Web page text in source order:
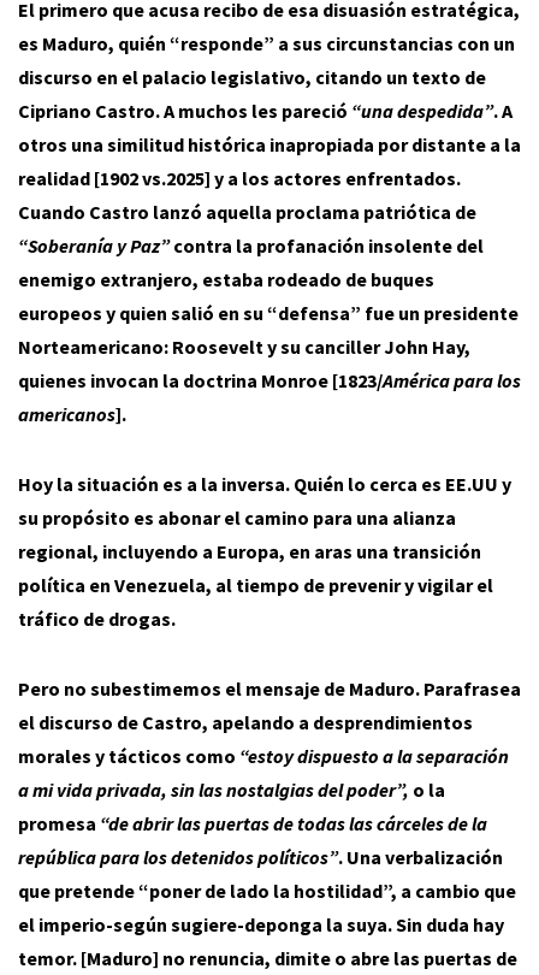
El primero que acusa recibo de esa disuasión estratégica,
es Maduro, quién “responde” a sus circunstancias con un
discurso en el palacio legislativo, citando un texto de
Cipriano Castro. A muchos les pareció “una despedida”. A
otros una similitud histórica inapropiada por distante a la
realidad [1902 vs.2025] y a los actores enfrentados.
Cuando Castro lanzó aquella proclama patriótica de
“Soberanía y Paz”contra la profanación insolente del
enemigo extranjero, estaba rodeado de buques
europeos y quien salió en su “defensa” fue un presidente
Norteamericano: Roosevelt y su canciller John Hay,
quienes invocan la doctrina Monroe [1823/América para los
americanos].
Hoy la situación es a la inversa. Quién lo cerca es EE.UU y
su propósito es abonar el camino para una alianza
regional, incluyendo a Europa, en aras una transición
política en Venezuela, al tiempo de prevenir y vigilar el
tráfico de drogas.
Pero no subestimemos el mensaje de Maduro. Parafrasea
el discurso de Castro, apelando a desprendimientos
morales y tácticos como “estoy dispuesto a la separación
a mi vida privada, sin las nostalgias del poder”, o la
promesa “de abrir las puertas de todas las cárceles de la
república para los detenidos políticos”. Una verbalización
que pretende “poner de lado la hostilidad”, a cambio que
el imperio-según sugiere-deponga la suya. Sin duda hay
temor. [Maduro] no renuncia, dimite o abre las puertas de